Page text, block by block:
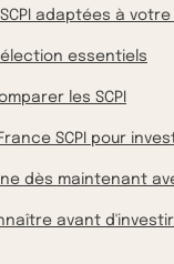
adaptées à votre
essentiels
les SCPI
SCPI pour
dès maintenant
avant d'investir